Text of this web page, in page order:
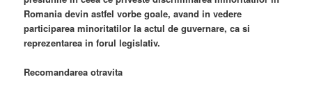
Romania devin astfel vorbe goale, avand in vedere
participarea minoritatilor la actul de guvernare, ca si
reprezentarea in forul legislativ.
Recomandarea otravita